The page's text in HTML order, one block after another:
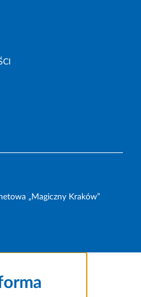
„Magiczny Kraków”